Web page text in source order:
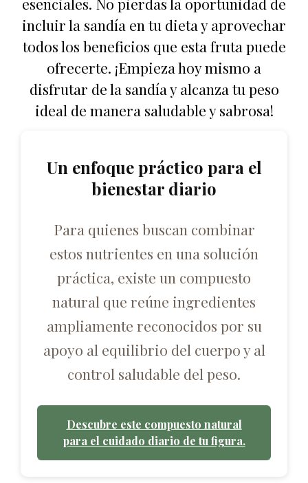
incluir la sandía en tu dieta y aprovechar
todos los beneficios que esta fruta puede
ofrecerte. ¡Empieza hoy mismo a
disfrutar de la sandía y alcanza tu peso
ideal de manera saludable y sabrosa!
Un enfoque práctico para el
bienestar diario
Para quienes buscan combinar
estos nutrientes en una solución
práctica, existe un compuesto
natural que reúne ingredientes
ampliamente reconocidos por su
apoyo al equilibrio del cuerpo y al
control saludable del peso.
Descubre este compuesto natural
para el cuidado diario de tu figura.